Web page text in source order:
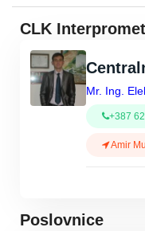
CLK Interpromet
Mr. Ing.
+387
Amir
Poslovnice